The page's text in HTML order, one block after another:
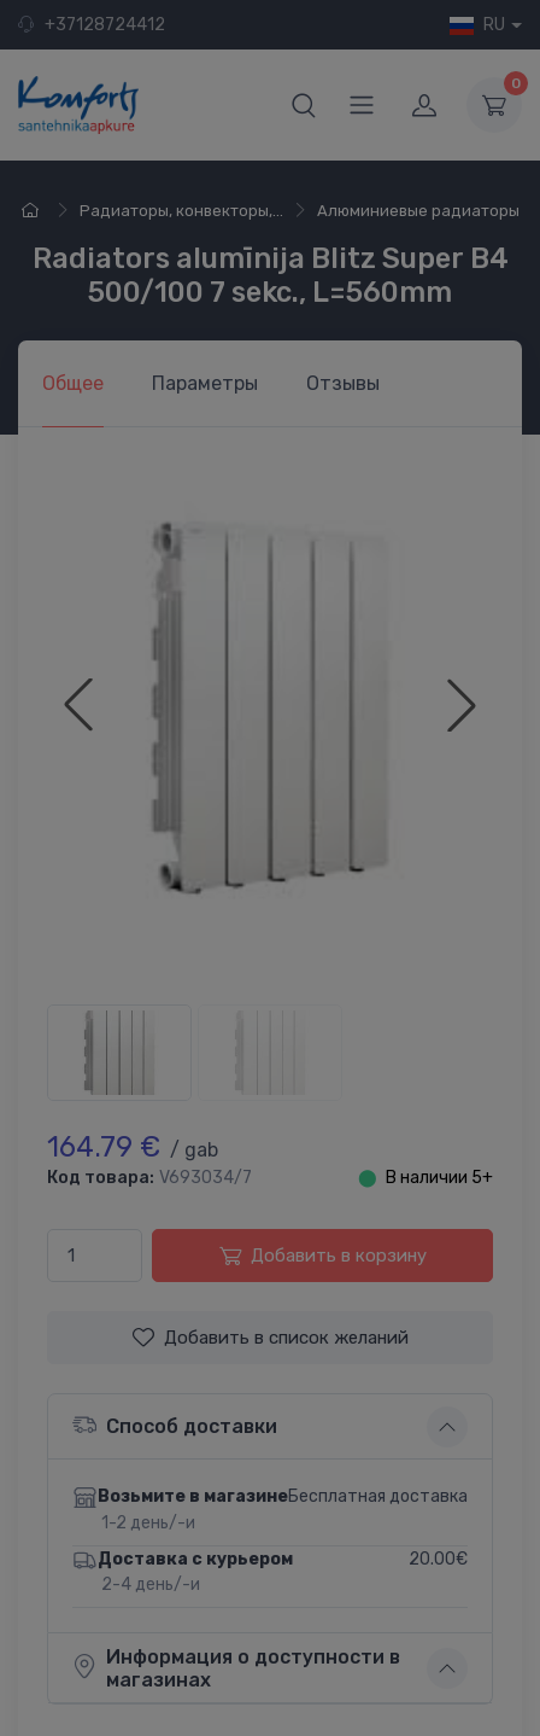
+37128724412 RU
0
Радиаторы, конвекторы,... Алюминиевые радиаторы
Radiators alumīnija Blitz Super B4
500/100 7 sekc., L=560mm
Общее Параметры Отзывы
164.79 € / gab
Код товара: V693034/7 ⬤ В наличии 5+
Добавить в корзину
Добавить в список желаний
Способ доставки
Возьмите в магазине
1-2 день/-и
Бесплатная доставка
Доставка с курьером
2-4 день/-и
20.00€
Информация о доступности в
магазинах